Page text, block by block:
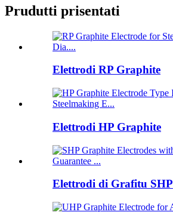
Prudutti prisentati
Elettrodi RP Graphite
Elettrodi HP Graphite
Elettrodi di Grafitu SHP